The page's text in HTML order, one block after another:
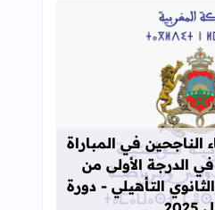
قراءة المزيد عن لوائح نهائية بأسماء
الناجحين في المباراة
في الدرجة الأولى من
التأهيلي - دورة